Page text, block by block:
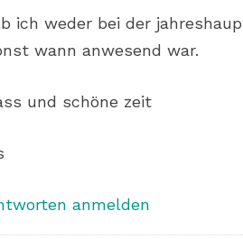
ich weder bei der
wann anwesend war.
und schöne zeit
anmelden